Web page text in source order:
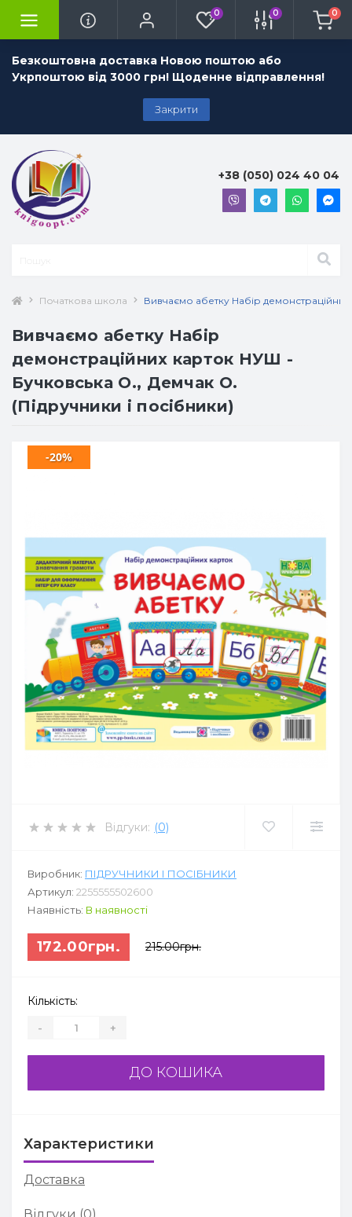
Безкоштовна доставка Новою поштою або
Укрпоштою від 3000 грн! Щоденне відправлення!
Закрити
0 0 0
+38 (050) 024 40 04
Початкова школа Вивчаємо абетку Набір
Вивчаємо абетку Набір
демонстраційних карток НУШ -
Бучковська О., Демчак О.
(Підручники і посібники)
-20%
Відгуки: (0)
Виробник: ПІДРУЧНИКИ І ПОСІБНИКИ
Артикул: 2255555502600
Наявність: В наявності
172.00грн. 215.00грн.
Кількість:
- +
ДО КОШИКА
Характеристики
Доставка